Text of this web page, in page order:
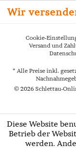
Wir
Cookie-
Versand und
* Alle Preise inkl.
© 2026 Schlettau-
Diese Website
Betrieb der
werden.